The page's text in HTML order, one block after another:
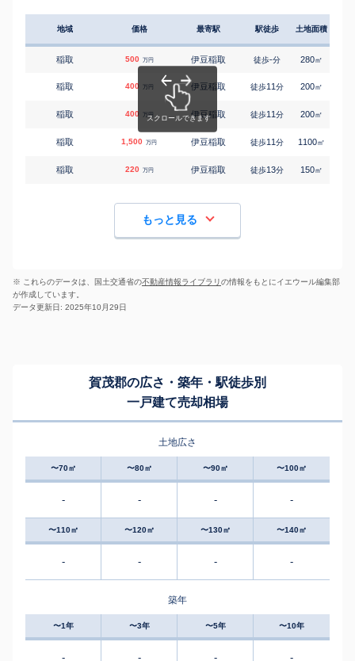
地域 価格 最寄駅 駅徒歩 土地面積
稲取 500 万円 伊豆稲取 徒歩-分 280㎡
稲取 400 万円 伊豆稲取 徒歩11分 200㎡
稲取 400 万円 伊豆稲取 徒歩11分 200㎡
稲取 1,500 万円 伊豆稲取 徒歩11分 1100㎡
稲取 220 万円 伊豆稲取 徒歩13分 150㎡
もっと見る
※ これらのデータは、国土交通省の不動産情報ライブラリの情報をもとにイエウール編集部
が作成しています。
データ更新日: 2025年10月29日
賀茂郡の広さ・築年・駅徒歩別
一戸建て売却相場
土地広さ
〜70㎡ 〜80㎡ 〜90㎡ 〜100㎡
- - - -
〜110㎡ 〜120㎡ 〜130㎡ 〜140㎡
- - - -
築年
〜1年 〜3年 〜5年 〜10年
- - - -